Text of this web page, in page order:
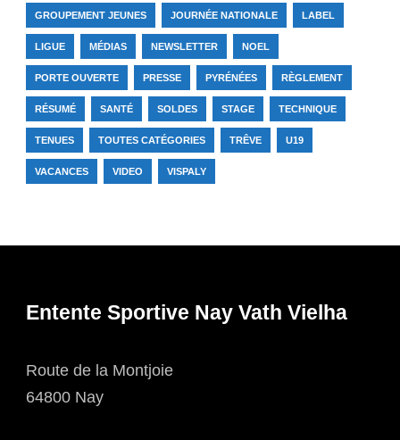
GROUPEMENT JEUNES JOURNÉE NATIONALE LABEL
LIGUE MÉDIAS NEWSLETTER NOEL
PORTE OUVERTE PRESSE PYRÉNÉES RÈGLEMENT
RÉSUMÉ SANTÉ SOLDES STAGE TECHNIQUE
TENUES TOUTES CATÉGORIES TRÊVE U19
VACANCES VIDEO VISPALY
Entente Sportive Nay Vath Vielha
Route de la Montjoie
64800 Nay